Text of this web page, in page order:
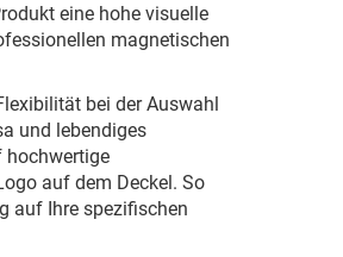
eine hohe visuelle
magnetischen
bei der Auswahl
und lebendiges
hochwertige
auf dem Deckel. So
auf Ihre spezifischen